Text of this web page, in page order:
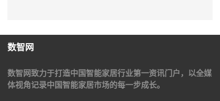
数智网
数智网致力于打造中国智能家居行业第一资讯门户，以全媒
体视角记录中国智能家居市场的每一步成长。